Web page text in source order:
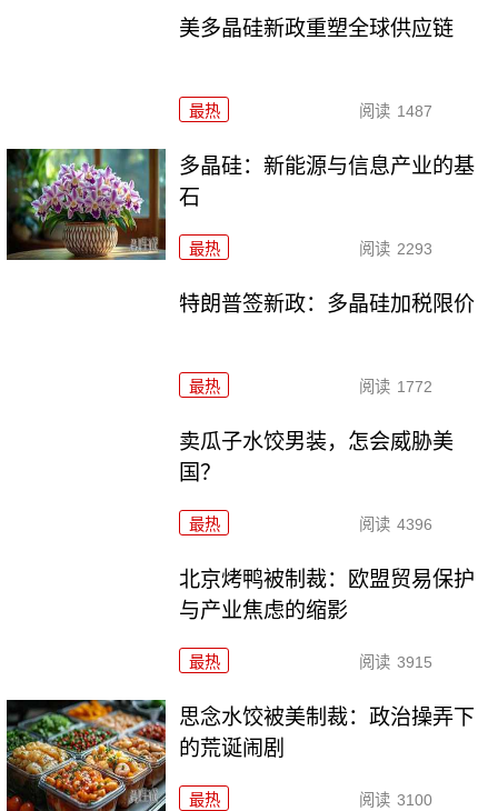
美多晶硅新政重塑全球供应链
最热 阅读 1487
多晶硅：新能源与信息产业的基
石
最热 阅读 2293
特朗普签新政：多晶硅加税限价
最热 阅读 1772
卖瓜子水饺男装，怎会威胁美
国？
最热 阅读 4396
北京烤鸭被制裁：欧盟贸易保护
与产业焦虑的缩影
最热 阅读 3915
思念水饺被美制裁：政治操弄下
的荒诞闹剧
最热 阅读 3100